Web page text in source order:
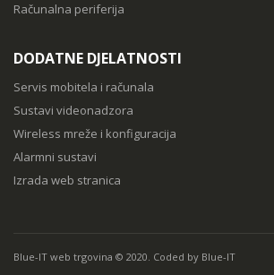
Računalna periferija
DODATNE DJELATNOSTI
Servis mobitela i računala
Sustavi videonadzora
Wireless mreže i konfiguracija
Alarmni sustavi
Izrada web stranica
Blue-IT web trgovina © 2020. Coded by Blue-IT